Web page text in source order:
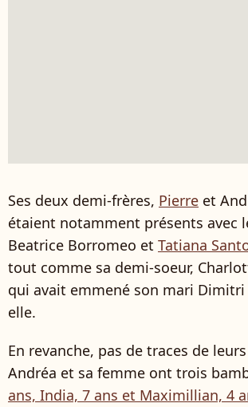
Ses deux demi-frères, Pierre et
étaient notamment présents avec
Beatrice Borromeo et Tatiana
tout comme sa demi-soeur,
qui avait emmené son mari Dimitri
elle.
En revanche, pas de traces de
Andréa et sa femme ont trois
ans, India, 7 ans et Maximillian, 4